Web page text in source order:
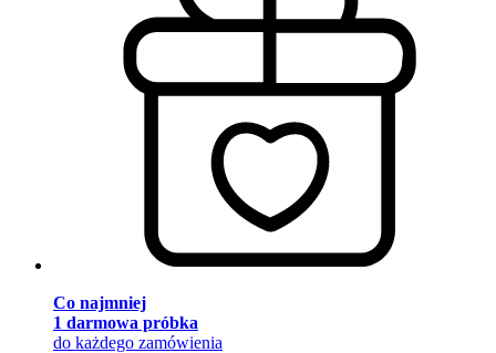
Co najmniej
1 darmowa próbka
do każdego zamówienia